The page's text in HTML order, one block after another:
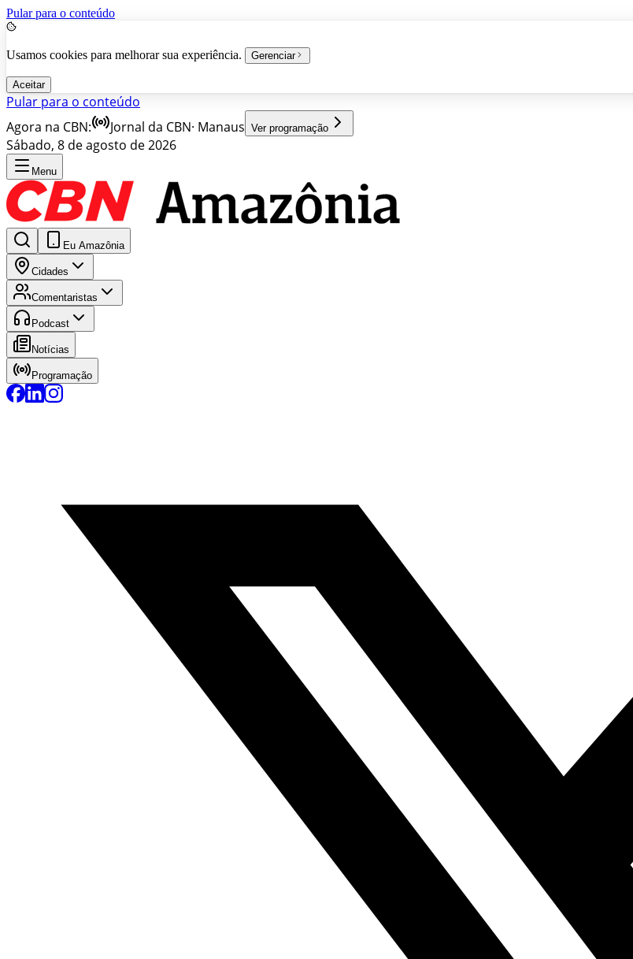
Pular para o conteúdo
Usamos cookies para melhorar sua experiência. Gerenciar
Aceitar
Pular para o conteúdo
Agora na CBN:
Jornal da CBN· Manaus Ver programação
Sábado, 8 de agosto de 2026
Menu
Eu Amazônia
Cidades
Comentaristas
Podcast
Notícias
Programação